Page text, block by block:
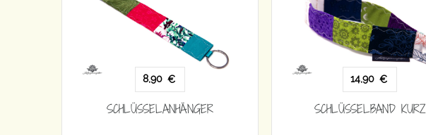
8,90 €
SCHLÜSSELANHÄNGER
14,90 €
SCHLÜSSELBAND KURZ